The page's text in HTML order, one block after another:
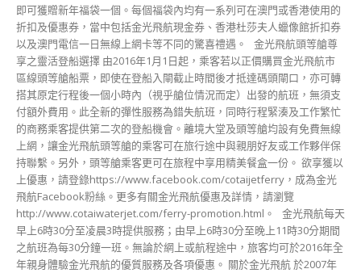
即可獲贈新年福袋一個。每個福袋內均有一系列可在澳門或香港使用的
折扣及優惠券，當中包括金光飛航現金券、香港杜莎夫人蠟像館折扣券
以及澳門電信一日無線上網卡等不同的驚喜禮遇。 金光飛航頭等艙尊
享之靈活登船選擇 由2016年1月1日起，乘客若以正價購買金光飛航市
區線頭等艙船票，即使在登船入閘截止時間後才抵達碼頭閘口，亦可轉
搭其原定行程後一個小時內（視乎艙位情況而定）出發的航班，無須支
付額外費用。此全新的彈性服務為錯失航班，同時行程緊湊及工作繁忙
的商務乘客提供第二次的登船機會。離境大堂及頭等艙均設有免費無線
上網，讓金光飛航頭等艙的乘客可在旅行途中與親朋好友或工作夥伴保
持聯繫。另外，頭等艙乘客更可在旅程中享用精美餐盒一份。 欲享獲以
上優惠，請登錄https://www.facebook.com/cotaijetferry，成為金光
飛航Facebook粉絲。更多有關金光飛航優惠及詳情，請瀏覽
http://www.cotaiwaterjet.com/ferry-promotion.html。 金光飛航每天
早上6時30分至凌晨3時提供服務；由早上6時30分至晚上11時30分期間
之航班為每30分鐘一班。無論於網上或航程途中，旅客均可於2016年全
年親身體驗金光飛航的優質服務及各項優惠。 關於金光飛航 於2007年